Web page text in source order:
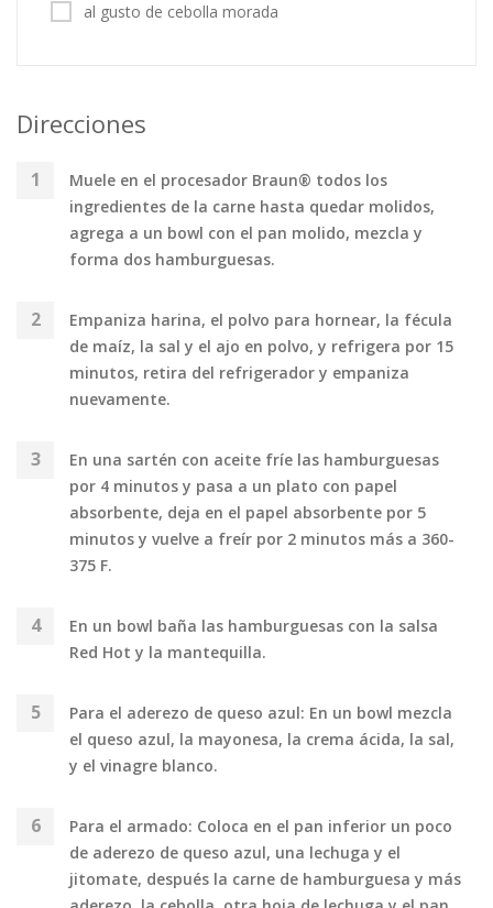
al gusto de cebolla morada
Direcciones
Muele en el procesador Braun® todos los
ingredientes de la carne hasta quedar molidos,
agrega a un bowl con el pan molido, mezcla y
forma dos hamburguesas.
Empaniza harina, el polvo para hornear, la fécula
de maíz, la sal y el ajo en polvo, y refrigera por 15
minutos, retira del refrigerador y empaniza
nuevamente.
En una sartén con aceite fríe las hamburguesas
por 4 minutos y pasa a un plato con papel
absorbente, deja en el papel absorbente por 5
minutos y vuelve a freír por 2 minutos más a 360-
375 F.
En un bowl baña las hamburguesas con la salsa
Red Hot y la mantequilla.
Para el aderezo de queso azul: En un bowl mezcla
el queso azul, la mayonesa, la crema ácida, la sal,
y el vinagre blanco.
Para el armado: Coloca en el pan inferior un poco
de aderezo de queso azul, una lechuga y el
jitomate, después la carne de hamburguesa y más